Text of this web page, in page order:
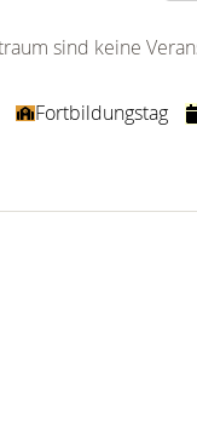
sind keine
Fortbildungstag